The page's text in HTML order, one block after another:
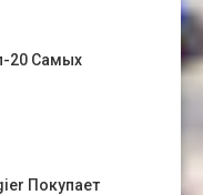
20 Самых
Покупает